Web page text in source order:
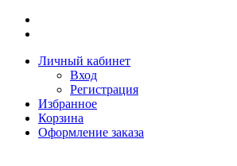
Личный кабинет
Вход
Регистрация
Избранное
Корзина
Оформление заказа